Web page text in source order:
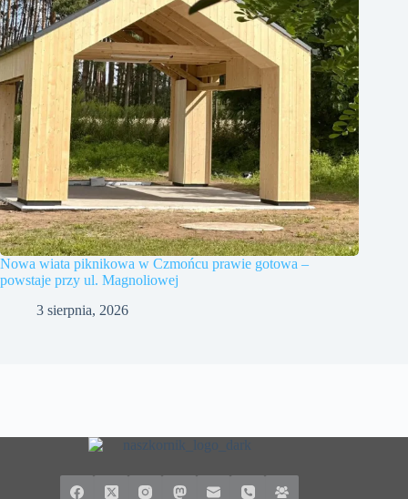
Nowa wiata piknikowa w Czmońcu prawie gotowa –
powstaje przy ul. Magnoliowej
3 sierpnia, 2026